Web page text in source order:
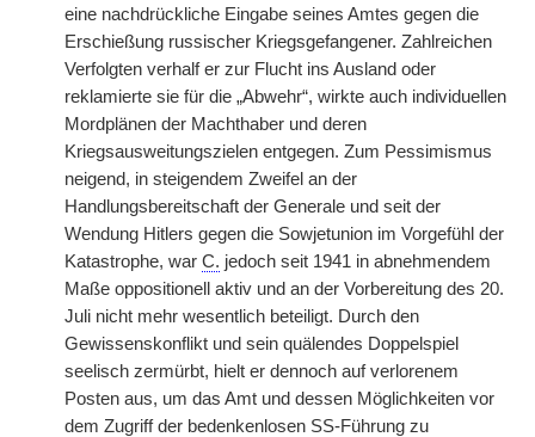
eine nachdrückliche Eingabe seines Amtes gegen die
Erschießung russischer Kriegsgefangener. Zahlreichen
Verfolgten verhalf er zur Flucht ins Ausland oder
reklamierte sie für die „Abwehr“, wirkte auch individuellen
Mordplänen der Machthaber und deren
Kriegsausweitungszielen entgegen. Zum Pessimismus
neigend, in steigendem Zweifel an der
Handlungsbereitschaft der Generale und seit der
Wendung Hitlers gegen die Sowjetunion im Vorgefühl der
Katastrophe, war C. jedoch seit 1941 in abnehmendem
Maße oppositionell aktiv und an der Vorbereitung des 20.
Juli nicht mehr wesentlich beteiligt. Durch den
Gewissenskonflikt und sein quälendes Doppelspiel
seelisch zermürbt, hielt er dennoch auf verlorenem
Posten aus, um das Amt und dessen Möglichkeiten vor
dem Zugriff der bedenkenlosen SS-Führung zu